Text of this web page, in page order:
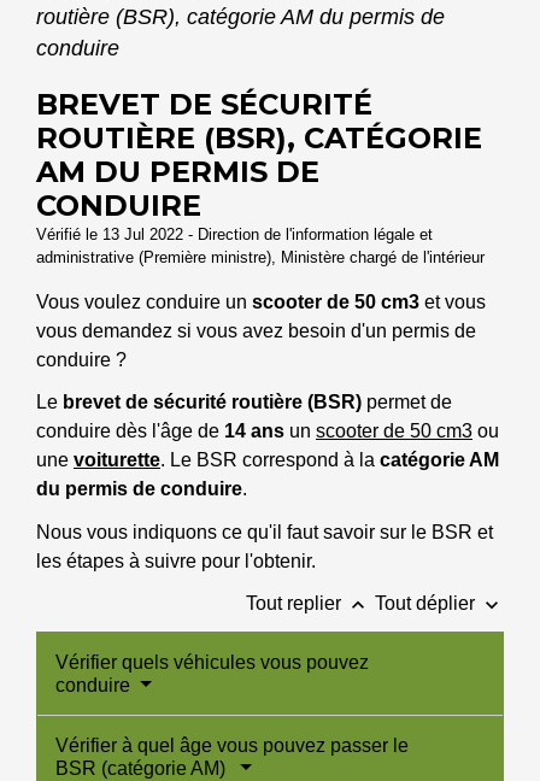
routière (BSR), catégorie AM du permis de
conduire
BREVET DE SÉCURITÉ
ROUTIÈRE (BSR), CATÉGORIE
AM DU PERMIS DE
CONDUIRE
Vérifié le 13 Jul 2022 - Direction de l'information légale et
administrative (Première ministre), Ministère chargé de l'intérieur
Vous voulez conduire un scooter de 50 cm3 et vous
vous demandez si vous avez besoin d'un permis de
conduire ?
Le brevet de sécurité routière (BSR) permet de
conduire dès l'âge de 14 ans un scooter de 50 cm3 ou
une voiturette. Le BSR correspond à la catégorie AM
du permis de conduire.
Nous vous indiquons ce qu'il faut savoir sur le BSR et
les étapes à suivre pour l'obtenir.
Tout replier keyboard_arrow_up Tout déplier keyboard_arrow_down
Vérifier quels véhicules vous pouvez
conduire
Vérifier à quel âge vous pouvez passer le
BSR (catégorie AM)